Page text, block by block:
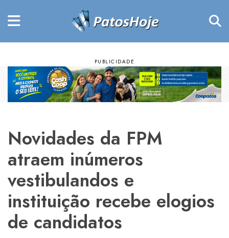
Novidades da FPM
atraem inúmeros
vestibulandos e
instituição recebe elogios
de candidatos